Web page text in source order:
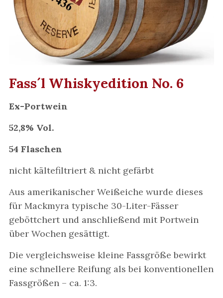
Fass´l Whiskyedition No. 6
Ex-Portwein
52,8% Vol.
54 Flaschen
nicht kältefiltriert & nicht gefärbt
Aus amerikanischer Weißeiche wurde dieses
für Mackmyra typische 30-Liter-Fässer
geböttchert und anschließend mit Portwein
über Wochen gesättigt.
Die vergleichsweise kleine Fassgröße bewirkt
eine schnellere Reifung als bei konventionellen
Fassgrößen – ca. 1:3.